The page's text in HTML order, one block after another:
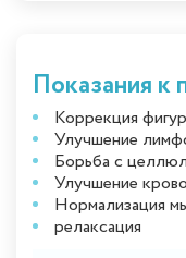
Показания к
Коррекция
Улучшение
Борьба с
Улучшение
Нормализация
релаксация